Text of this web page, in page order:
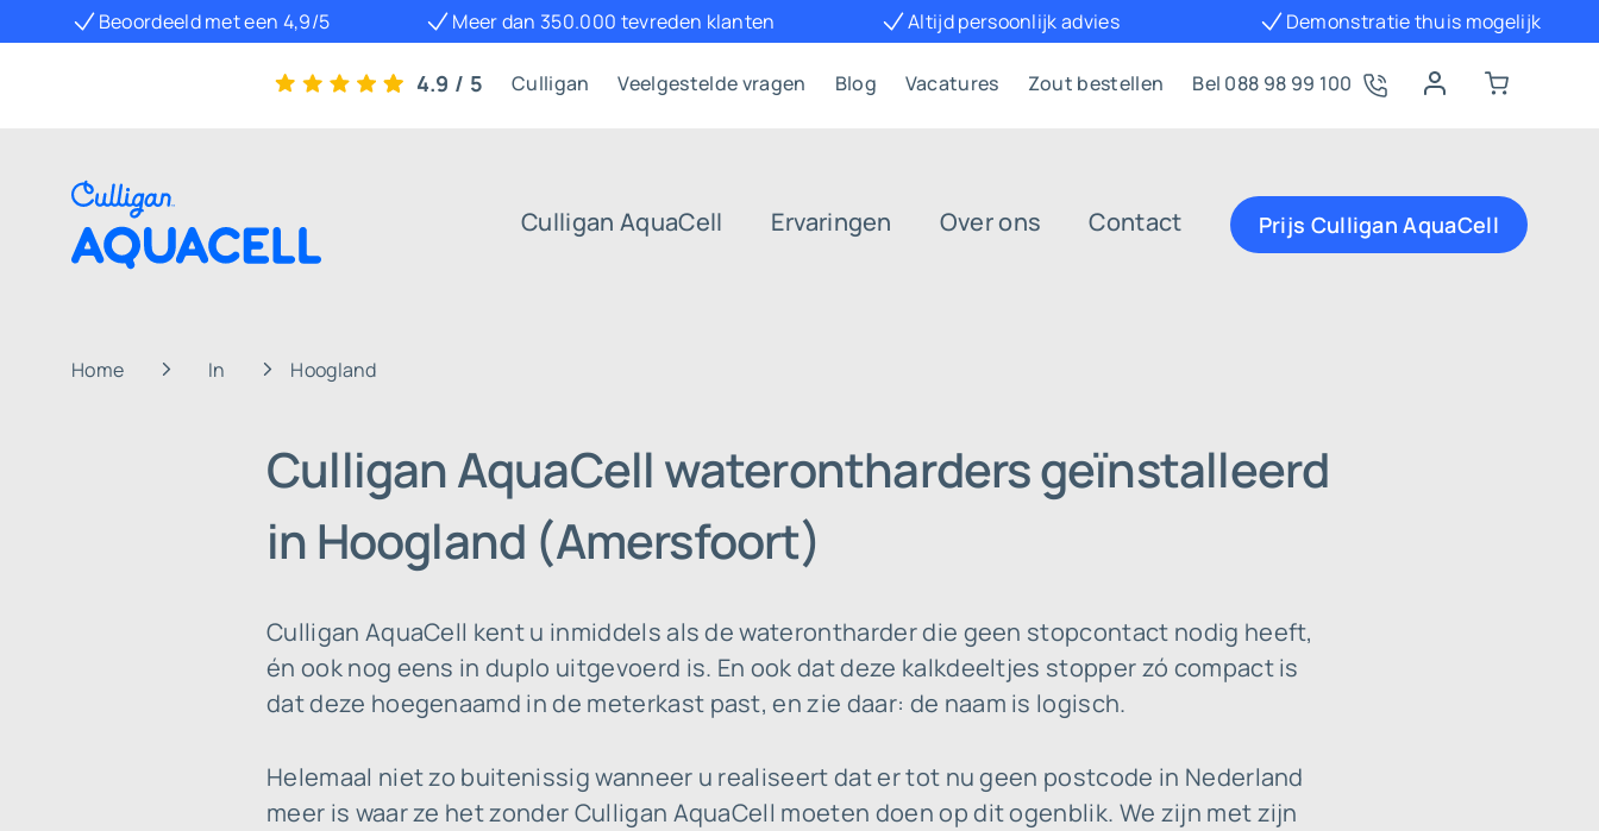
Beoordeeld met een 4,9/5 Meer dan 350.000 tevreden klanten Altijd persoonlijk advies Demonstratie thuis mogelijk
4.9 / 5 Culligan Veelgestelde vragen Blog Vacatures Zout bestellen Bel 088 98 99 100
Culligan AquaCell Ervaringen Over ons Contact Prijs Culligan AquaCell
Home In Hoogland
Culligan AquaCell waterontharders geïnstalleerd
in Hoogland (Amersfoort)
Culligan AquaCell kent u inmiddels als de waterontharder die geen stopcontact nodig heeft,
én ook nog eens in duplo uitgevoerd is. En ook dat deze kalkdeeltjes stopper zó compact is
dat deze hoegenaamd in de meterkast past, en zie daar: de naam is logisch.
Helemaal niet zo buitenissig wanneer u realiseert dat er tot nu geen postcode in Nederland
meer is waar ze het zonder Culligan AquaCell moeten doen op dit ogenblik. We zijn met zijn